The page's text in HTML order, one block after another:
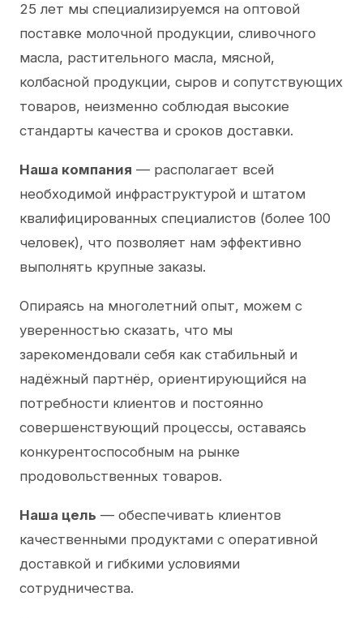
25 лет мы специализируемся на оптовой
поставке молочной продукции, сливочного
масла, растительного масла, мясной,
колбасной продукции, сыров и сопутствующих
товаров, неизменно соблюдая высокие
стандарты качества и сроков доставки.
Наша компания — располагает всей
необходимой инфраструктурой и штатом
квалифицированных специалистов (более 100
человек), что позволяет нам эффективно
выполнять крупные заказы.
Опираясь на многолетний опыт, можем с
уверенностью сказать, что мы
зарекомендовали себя как стабильный и
надёжный партнёр, ориентирующийся на
потребности клиентов и постоянно
совершенствующий процессы, оставаясь
конкурентоспособным на рынке
продовольственных товаров.
Наша цель — обеспечивать клиентов
качественными продуктами с оперативной
доставкой и гибкими условиями
сотрудничества.